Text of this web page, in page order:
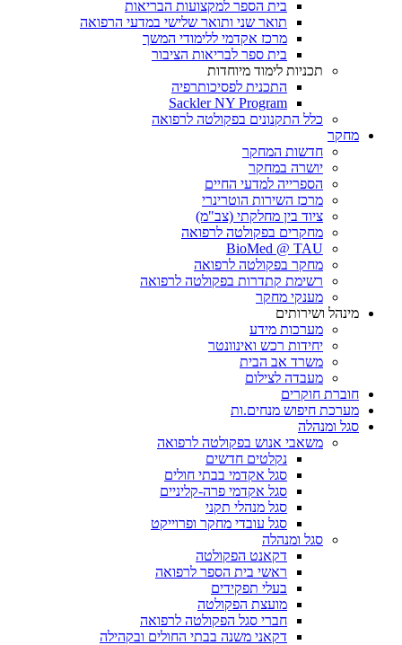
בית הספר למקצועות הבריאות
תואר שני ותואר שלישי במדעי הרפואה
מרכז אקדמי ללימודי המשך
בית ספר לבריאות הציבור
תכניות לימוד מיוחדות
התכנית לפסיכותרפיה
Sackler NY Program
כלל התקנונים בפקולטה לרפואה
מחקר
חדשות המחקר
יושרה במחקר
הספרייה למדעי החיים
מרכז השירות הוטרינרי
ציוד בין מחלקתי (צב"מ)
מחקרים בפקולטה לרפואה
BioMed @ TAU
מחקר בפקולטה לרפואה
רשימת קתדרות בפקולטה לרפואה
מענקי מחקר
מינהל ושירותים
מערכות מידע
יחידות רכש ואינוונטר
משרד אב הבית
מעבדה לצילום
חוברת חוקרים
מערכת חיפוש מנחים.ות
סגל ומנהלה
משאבי אנוש בפקולטה לרפואה
נקלטים חדשים
סגל אקדמי בבתי חולים
סגל אקדמי פרה-קליניים
סגל מנהלי תקני
סגל עובדי מחקר ופרוייקט
סגל ומנהלה
דקאנט הפקולטה
ראשי בית הספר לרפואה
בעלי תפקידים
מועצת הפקולטה
חברי סגל הפקולטה לרפואה
דקאני משנה בבתי החולים ובקהילה